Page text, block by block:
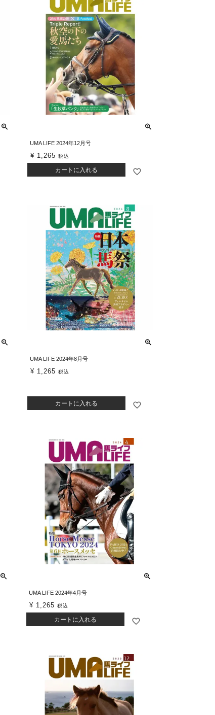
UMA LIFE 2024年12月号
¥ 1,265 税込
カートに入れる
UMA LIFE 2024年8月号
¥ 1,265 税込
カートに入れる
UMA LIFE 2024年4月号
¥ 1,265 税込
カートに入れる